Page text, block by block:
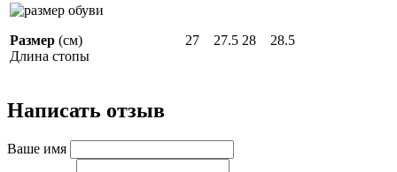
Размер (см)
Длина стопы
27 27.5 28 28.5
Написать отзыв
Ваше имя